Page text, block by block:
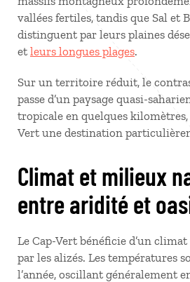
vallées fertiles, tandis que Sal et
distinguent par leurs plaines
et leurs longues plages.
Sur un territoire réduit, le
passe d’un paysage quasi-
tropicale en quelques
Vert une destination
Climat et milieux naturels :
entre aridité et
Le Cap-Vert bénéficie d’un
par les alizés. Les températures
l’année, oscillant généralement